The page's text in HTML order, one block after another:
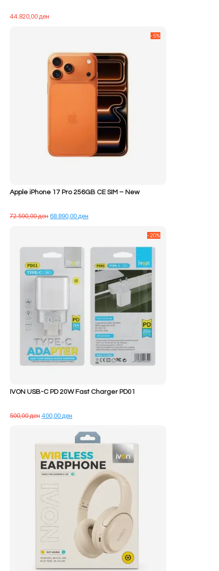
44.820,00ден
Apple iPhone 17 Pro 256GB CE SIM – New
72.590,00денÇmimi
68.890,00ден
68.890,00 ден.
-5%
IVON USB-C PD 20W Fast Charger PD01
500,00денÇmimi
400,00ден
tanishëm
është:
-20%